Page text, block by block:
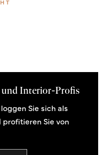
Interior-Profis
Sie sich als
Sie von